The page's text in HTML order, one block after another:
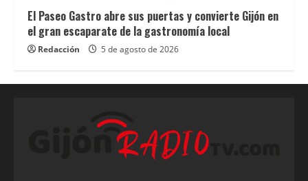
esta
guÃ­
a
los
El Paseo Gastro abre sus puertas y convierte Gijón en
el gran escaparate de la gastronomía local
Redacción 5 de agosto de 2026